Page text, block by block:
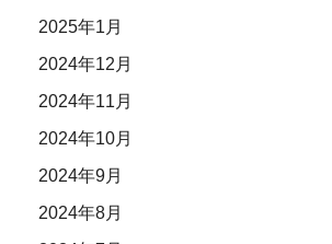
2025年1月
2024年12月
2024年11月
2024年10月
2024年9月
2024年8月